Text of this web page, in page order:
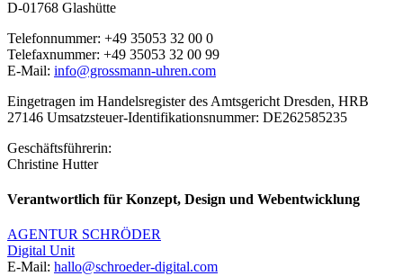
D-01768 Glashütte
Telefonnummer: +49 35053 32 00 0
Telefaxnummer: +49 35053 32 00 99
E-Mail: info@grossmann-uhren.com
Eingetragen im Handelsregister des Amtsgericht Dresden, HRB
27146 Umsatzsteuer-Identifikationsnummer: DE262585235
Geschäftsführerin:
Christine Hutter
Verantwortlich für Konzept, Design und Webentwicklung
AGENTUR SCHRÖDER
Digital Unit
E-Mail: hallo@schroeder-digital.com